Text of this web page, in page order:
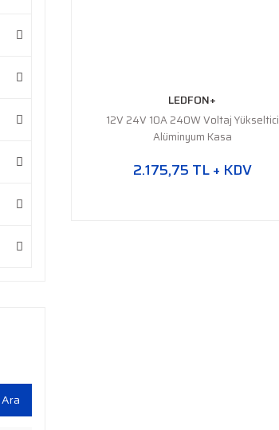
Ara
LEDFON+
12V 24V 10A 240W Voltaj Yükseltici
Alüminyum Kasa
2.175,75 TL + KDV